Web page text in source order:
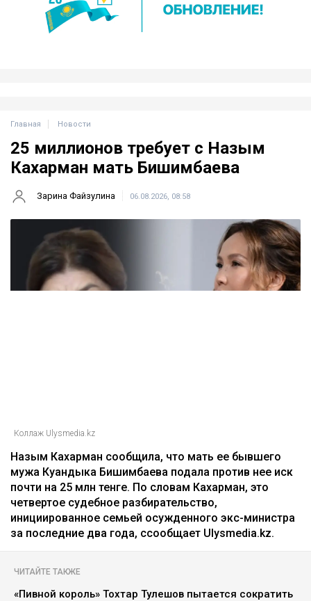
Главная Новости
25 миллионов требует с Назым
Кахарман мать Бишимбаева
Зарина Файзулина 06.08.2026, 08:58
Коллаж Ulysmedia.kz
Назым Кахарман сообщила, что мать ее бывшего
мужа Куандыка Бишимбаева подала против нее иск
почти на 25 млн тенге. По словам Кахарман, это
четвертое судебное разбирательство,
инициированное семьей осужденного экс-министра
за последние два года, ссообщает Ulysmedia.kz.
ЧИТАЙТЕ ТАКЖЕ
«Пивной король» Тохтар Тулешов пытается сократить